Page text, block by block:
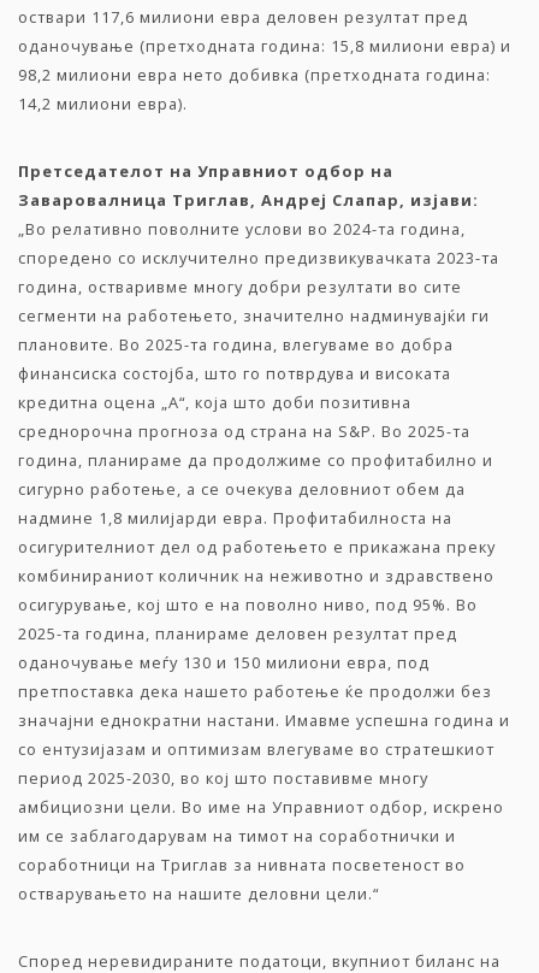
оствари 117,6 милиони евра деловен резултат пред
оданочување (претходната година: 15,8 милиони евра) и
98,2 милиони евра нето добивка (претходната година:
14,2 милиони евра).
Претседателот на Управниот одбор на
Заваровалница Триглав, Андреј Слапар, изјави:
„Во релативно поволните услови во 2024-та година,
споредено со исклучително предизвикувачката 2023-та
година, остваривме многу добри резултати во сите
сегменти на работењето, значително надминувајќи ги
плановите. Во 2025-та година, влегуваме во добра
финансиска состојба, што го потврдува и високата
кредитна оцена „А“, која што доби позитивна
среднорочна прогноза од страна на S&P. Во 2025-та
година, планираме да продолжиме со профитабилно и
сигурно работење, а се очекува деловниот обем да
надмине 1,8 милијарди евра. Профитабилноста на
осигурителниот дел од работењето е прикажана преку
комбинираниот количник на неживотно и здравствено
осигурување, кој што е на поволно ниво, под 95%. Во
2025-та година, планираме деловен резултат пред
оданочување меѓу 130 и 150 милиони евра, под
претпоставка дека нашето работење ќе продолжи без
значајни еднократни настани. Имавме успешна година и
со ентузијазам и оптимизам влегуваме во стратешкиот
период 2025-2030, во кој што поставивме многу
амбициозни цели. Во име на Управниот одбор, искрено
им се заблагодарувам на тимот на соработнички и
соработници на Триглав за нивната посветеност во
остварувањето на нашите деловни цели.“
Според неревидираните податоци, вкупниот биланс на